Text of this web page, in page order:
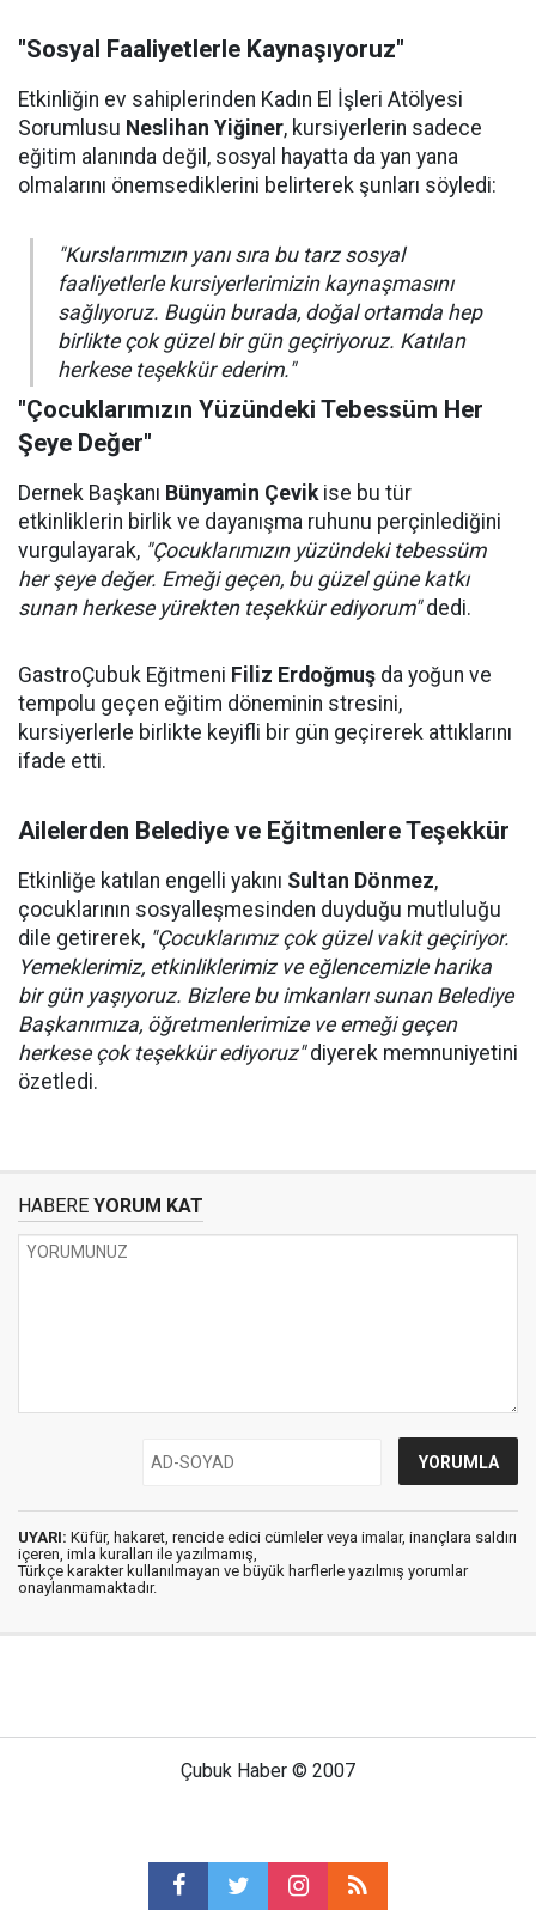
"Sosyal Faaliyetlerle Kaynaşıyoruz"
Etkinliğin ev sahiplerinden Kadın El İşleri Atölyesi
Sorumlusu Neslihan Yiğiner, kursiyerlerin sadece
eğitim alanında değil, sosyal hayatta da yan yana
olmalarını önemsediklerini belirterek şunları söyledi:
"Kurslarımızın yanı sıra bu tarz sosyal
faaliyetlerle kursiyerlerimizin kaynaşmasını
sağlıyoruz. Bugün burada, doğal ortamda hep
birlikte çok güzel bir gün geçiriyoruz. Katılan
herkese teşekkür ederim."
"Çocuklarımızın Yüzündeki Tebessüm Her
Şeye Değer"
Dernek Başkanı Bünyamin Çevik ise bu tür
etkinliklerin birlik ve dayanışma ruhunu perçinlediğini
vurgulayarak, "Çocuklarımızın yüzündeki tebessüm
her şeye değer. Emeği geçen, bu güzel güne katkı
sunan herkese yürekten teşekkür ediyorum"dedi.
GastroÇubuk Eğitmeni Filiz Erdoğmuş da yoğun ve
tempolu geçen eğitim döneminin stresini,
kursiyerlerle birlikte keyifli bir gün geçirerek attıklarını
ifade etti.
Ailelerden Belediye ve Eğitmenlere Teşekkür
Etkinliğe katılan engelli yakını Sultan Dönmez,
çocuklarının sosyalleşmesinden duyduğu mutluluğu
dile getirerek, "Çocuklarımız çok güzel vakit geçiriyor.
Yemeklerimiz, etkinliklerimiz ve eğlencemizle harika
bir gün yaşıyoruz. Bizlere bu imkanları sunan Belediye
Başkanımıza, öğretmenlerimize ve emeği geçen
herkese çok teşekkür ediyoruz"diyerek memnuniyetini
özetledi.
HABERE YORUM KAT
UYARI: Küfür, hakaret, rencide edici cümleler veya imalar, inançlara saldırı
içeren, imla kuralları ile yazılmamış,
Türkçe karakter kullanılmayan ve büyük harflerle yazılmış yorumlar
onaylanmamaktadır.
Çubuk Haber © 2007